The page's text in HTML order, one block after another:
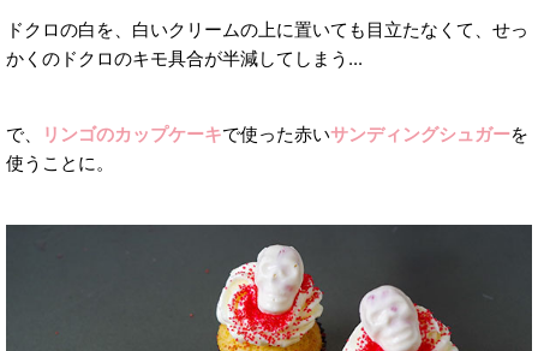
ドクロの白を、白いクリームの上に置いても目立たなくて、せっ
かくのドクロのキモ具合が半減してしまう...
で、 リンゴのカップケーキで使った赤いサンディングシュガーを
使うことに。